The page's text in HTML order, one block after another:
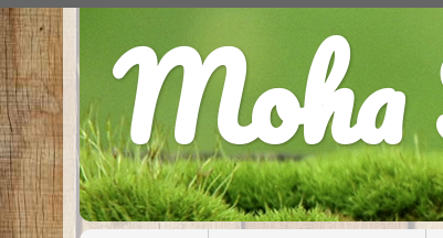
Moha